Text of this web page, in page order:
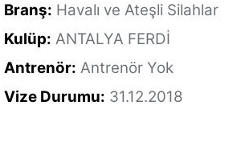
Branş: Havalı ve Ateşli Silahlar
Kulüp: ANTALYA FERDİ
Antrenör: Antrenör Yok
Vize Durumu: 31.12.2018